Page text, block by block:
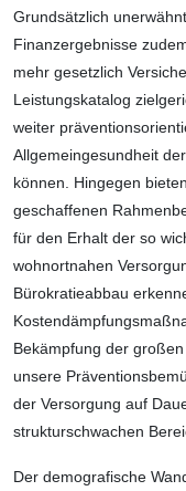
Grundsätzlich
Finanzergebnisse
mehr gesetzlich
Leistungskatalog
weiter
Allgemeingesundheit
können. Hingegen
geschaffenen
für den Erhalt der so
wohnortnahen
Bürokratieabbau
Bekämpfung der
unsere
der Versorgung auf
strukturschwachen
Der demografische